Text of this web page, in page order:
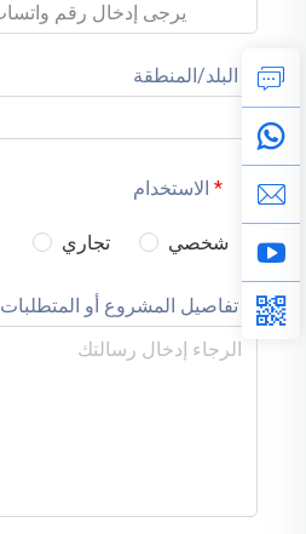
البلد/المنطقة
الاستخدام
شخصي تجاري
تفاصيل المشروع أو المتطلبات